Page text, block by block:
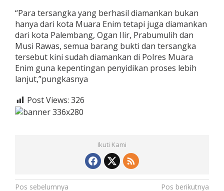
“Para tersangka yang berhasil diamankan bukan
hanya dari kota Muara Enim tetapi juga diamankan
dari kota Palembang, Ogan Ilir, Prabumulih dan
Musi Rawas, semua barang bukti dan tersangka
tersebut kini sudah diamankan di Polres Muara
Enim guna kepentingan penyidikan proses lebih
lanjut,”pungkasnya
Post Views: 326
Ikuti Kami
Pos sebelumnya
Pos berikutnya